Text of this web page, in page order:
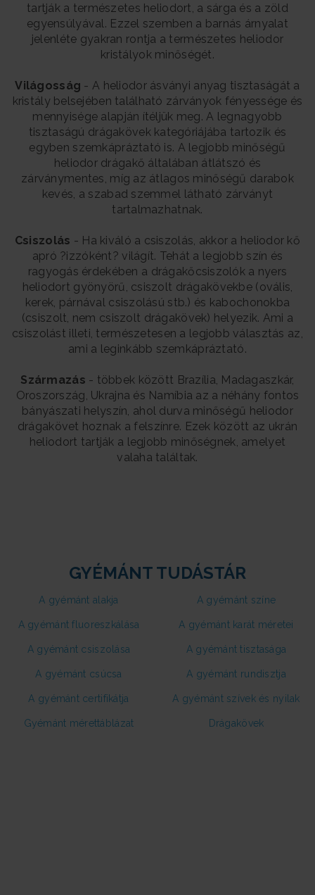
tartják a természetes heliodort, a sárga és a zöld
egyensúlyával. Ezzel szemben a barnás árnyalat
jelenléte gyakran rontja a természetes heliodor
kristályok minőségét.
Világosság - A heliodor ásványi anyag tisztaságát a
kristály belsejében található zárványok fényessége és
mennyisége alapján ítéljük meg. A legnagyobb
tisztaságú drágakövek kategóriájába tartozik és
egyben szemkápráztató is. A legjobb minőségű
heliodor drágakő általában átlátszó és
zárványmentes, míg az átlagos minőségű darabok
kevés, a szabad szemmel látható zárványt
tartalmazhatnak.
Csiszolás - Ha kiváló a csiszolás, akkor a heliodor kő
apró ?izzóként? világít. Tehát a legjobb szín és
ragyogás érdekében a drágakőcsiszolók a nyers
heliodort gyönyörű, csiszolt drágakövekbe (ovális,
kerek, párnával csiszolású stb.) és kabochonokba
(csiszolt, nem csiszolt drágakövek) helyezik. Ami a
csiszolást illeti, természetesen a legjobb választás az,
ami a leginkább szemkápráztató.
Származás - többek között Brazília, Madagaszkár,
Oroszország, Ukrajna és Namíbia az a néhány fontos
bányászati helyszín, ahol durva minőségű heliodor
drágakövet hoznak a felszínre. Ezek között az ukrán
heliodort tartják a legjobb minőségnek, amelyet
valaha találtak.
GYÉMÁNT TUDÁSTÁR
A gyémánt alakja A gyémánt színe
A gyémánt fluoreszkálása A gyémánt karát méretei
A gyémánt csiszolása A gyémánt tisztasága
A gyémánt csúcsa A gyémánt rundisztja
A gyémánt certifikátja A gyémánt szívek és nyilak
Gyémánt mérettáblázat Drágakövek